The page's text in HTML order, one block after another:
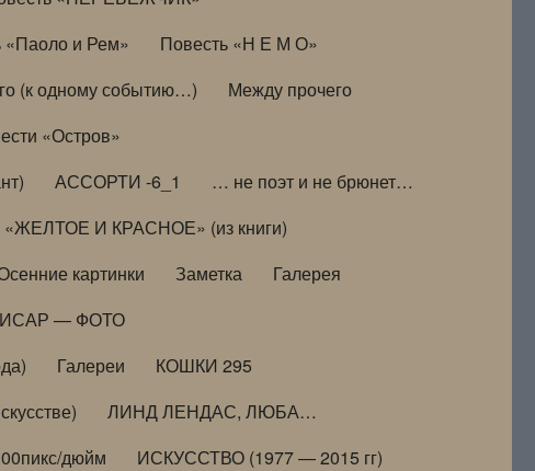
«Паоло и Рем»
Повесть «Н Е М О»
(к одному событию…)
Между прочего
«Остров»
АССОРТИ -6_1
… не поэт и не брюнет…
«ЖЕЛТОЕ И КРАСНОЕ» (из книги)
картинки Заметка
Галерея
— ФОТО
Галереи
КОШКИ 295
ЛИНД ЛЕНДАС, ЛЮБА…
дюйм
ИСКУССТВО (1977 — 2015 гг)